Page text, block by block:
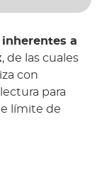
a
, de las cuales
con
para
límite de